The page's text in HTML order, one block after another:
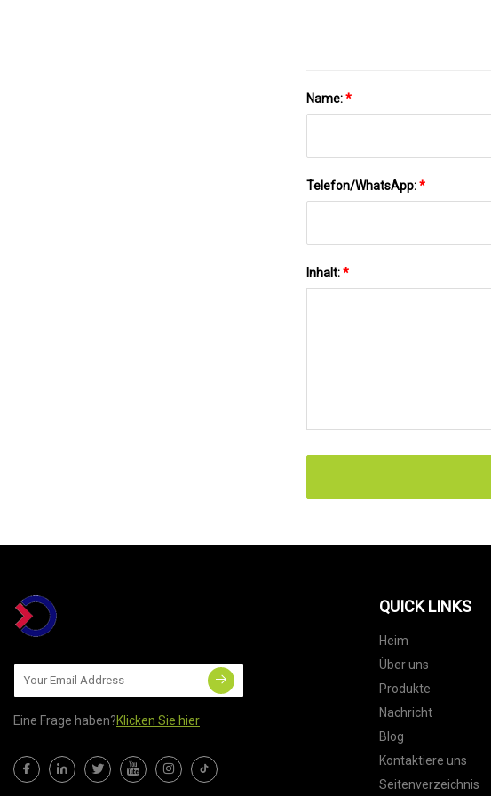
Name:*
Telefon/WhatsApp:*
Inhalt:*
Eine Frage haben?Klicken Sie hier
QUICK LINKS
Heim
Über uns
Produkte
Nachricht
Blog
Kontaktiere uns
Seitenverzeichnis